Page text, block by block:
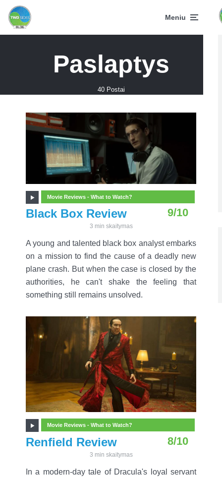
Meniu
Paslaptys
40 Postai
Movie Reviews - What to Watch?
Black Box Review 9/10
3 min skaitymas
A young and talented black box analyst embarks
on a mission to find the cause of a deadly new
plane crash. But when the case is closed by the
authorities, he can't shake the feeling that
something still remains unsolved.
Movie Reviews - What to Watch?
Renfield Review 8/10
3 min skaitymas
In a modern-day tale of Dracula's loyal servant